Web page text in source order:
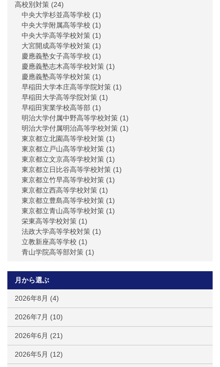
高校別対策 (24)
中央大学杉並高等学校 (1)
中央大学附属高等学校 (1)
中央大学高等学校対策 (1)
大宮開成高等学校対策 (1)
慶應義塾女子高等学校 (1)
慶應義塾志木高等学校対策 (1)
慶應義塾高等学校対策 (1)
早稲田大学本庄高等学院対策 (1)
早稲田大学高等学院対策 (1)
早稲田実業学校高等部 (1)
明治大学付属中野高等学校対策 (1)
明治大学付属明治高等学校対策 (1)
東京都立北園高等学校対策 (1)
東京都立戸山高等学校対策 (1)
東京都立文京高等学校対策 (1)
東京都立日比谷高等学校対策 (1)
東京都立竹早高等学校対策 (1)
東京都立西高等学校対策 (1)
東京都立豊島高等学校対策 (1)
東京都立青山高等学校対策 (1)
栄東高等学校対策 (1)
法政大学高等学校対策 (1)
立教新座高等学校 (1)
青山学院高等部対策 (1)
月から選ぶ
2026年8月 (4)
2026年7月 (10)
2026年6月 (21)
2026年5月 (12)